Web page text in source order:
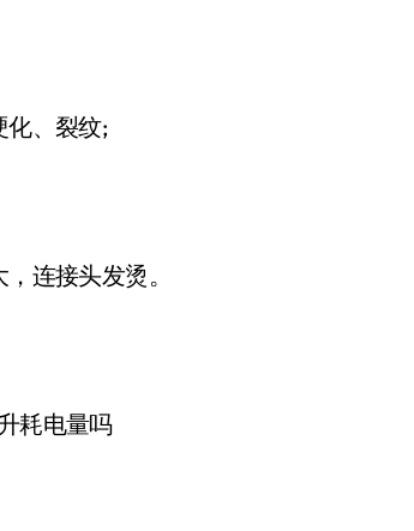
化、裂纹;
连接头发烫。
耗电量吗